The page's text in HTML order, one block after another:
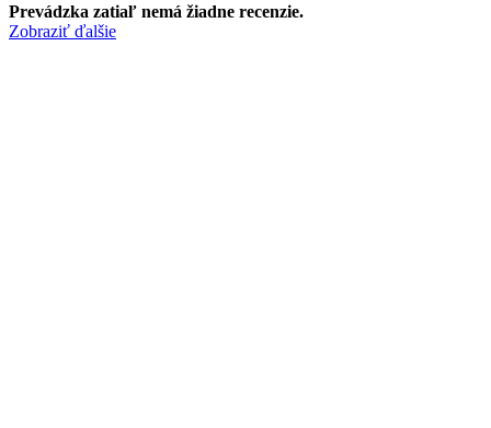
Prevádzka zatiaľ nemá žiadne recenzie.
Zobraziť ďalšie